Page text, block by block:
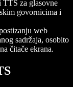
za glasovne
govornicima i
web
sadržaja, osobito
čitače ekrana.